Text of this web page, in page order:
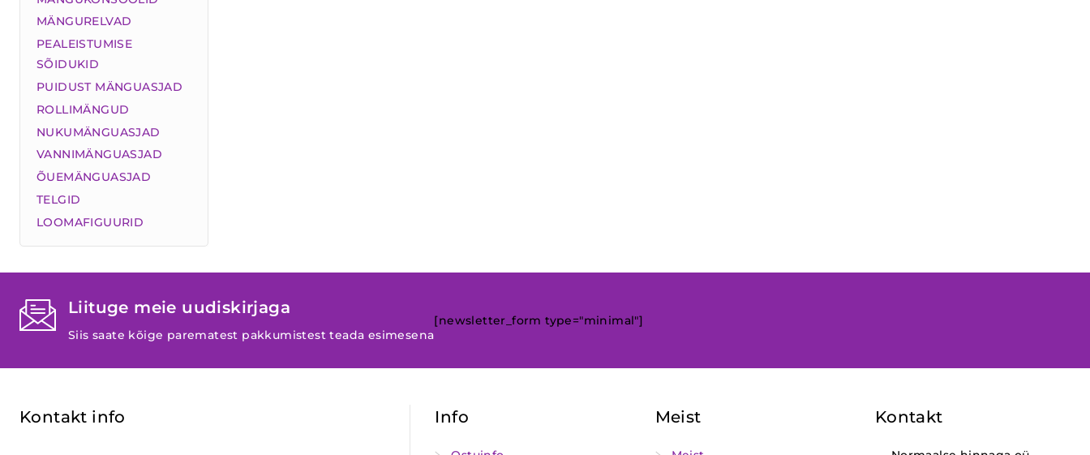
MÄNGURELVAD
PEALEISTUMISE
SÕIDUKID
PUIDUST MÄNGUASJAD
ROLLIMÄNGUD
NUKUMÄNGUASJAD
VANNIMÄNGUASJAD
ÕUEMÄNGUASJAD
TELGID
LOOMAFIGUURID
Liituge meie uudiskirjaga
Siis saate kõige parematest pakkumistest teada esimesena
[newsletter_form type="minimal"]
Kontakt info Info Meist Kontakt